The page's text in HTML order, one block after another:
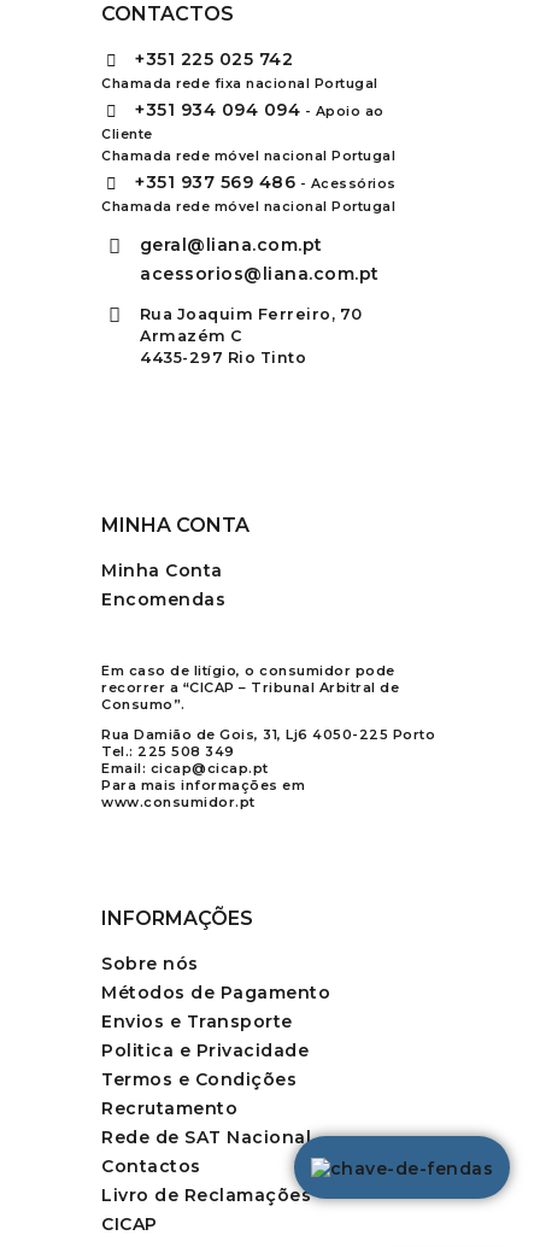
CONTACTOS
+351 225 025 742
Chamada rede fixa nacional Portugal
+351 934 094 094 - Apoio ao
Cliente
Chamada rede móvel nacional Portugal
+351 937 569 486 - Acessórios
Chamada rede móvel nacional Portugal
geral@liana.com.pt
acessorios@liana.com.pt
Rua Joaquim Ferreiro, 70
Armazém C
4435-297 Rio Tinto
MINHA CONTA
Minha Conta
Encomendas
Em caso de litígio, o consumidor pode
recorrer a “CICAP – Tribunal Arbitral de
Consumo”.
Rua Damião de Gois, 31, Lj6 4050-225 Porto
Tel.: 225 508 349
Email: cicap@cicap.pt
Para mais informações em
www.consumidor.pt
INFORMAÇÕES
Sobre nós
Métodos de Pagamento
Envios e Transporte
Politica e Privacidade
Termos e Condições
Recrutamento
Rede de SAT Nacional
Contactos
Livro de Reclamações
CICAP